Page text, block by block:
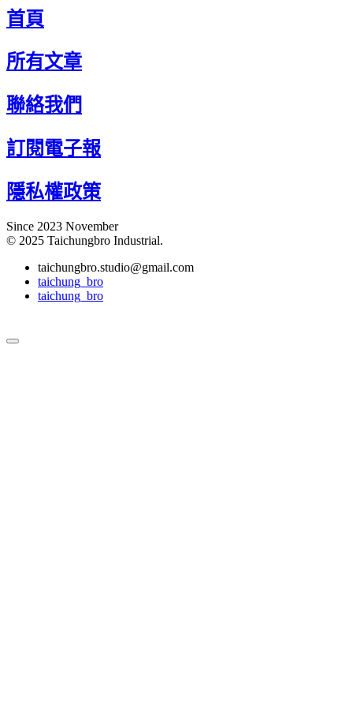
首頁
所有文章
聯絡我們
訂閱電子報
隱私權政策
Since 2023 November
© 2025 Taichungbro Industrial.
taichungbro.studio@gmail.com
taichung_bro
taichung_bro